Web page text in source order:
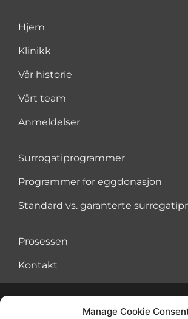
Manage Cookie
Hjem
Klinikk
Vår historie
Vårt team
Anmeldelser
Surrogatiprogrammer
Programmer for eggdonasjon
Standard vs. garanterte
Prosessen
Kontakt